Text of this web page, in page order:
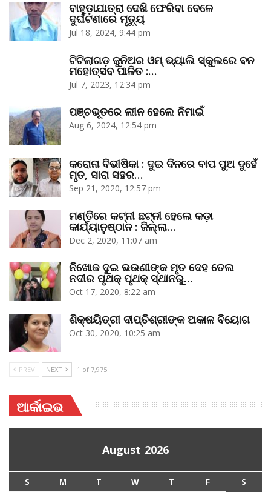
ବାହୁଡ଼ାଯାତ୍ରା ଦେଖି ଫେରିବା ବେଳେ
ଦୁର୍ଘଟଣାରେ ମୃତ୍ୟୁ
Jul 18, 2024, 9:44 pm
ଟିଟିଲାଗଡ଼ ଜୁନିଅର ଓମ୍‌ ଭ୍ୟାଲି ସ୍କୁଲରେ ବନ
ମହୋତ୍ସବ ପାଳିତ :…
Jul 7, 2023, 12:34 pm
ପଞ୍ଚଭୂତରେ ଲୀନ ହେଲେ ନିମାଇଁ
Aug 6, 2024, 12:54 pm
କରୋନା ବିଭୀଷିକା : ଦୁଇ ଦିନରେ ବାପ ପୁଅ ଦୁହେଁ
ମୃତ, ସାରା ସହର…
Sep 21, 2020, 12:57 pm
ମଣ୍ତିରେ କଟ୍‌ନୀ ଛଟ୍‌ନୀ ହେଲେ କଡ଼ା
କାର୍ଯ୍ୟାନୁଷ୍ଠାନ : ଜିଲ୍ଲା…
Dec 2, 2020, 11:07 am
ନିଖୋଜ ଦୁଇ ଭଉଣୀଙ୍କ ମୃତ ଦେହ ତେଲ
ନଦୀର ପୃଥକ୍‌ ପୃଥକ୍‌ ସ୍ଥାନରୁ…
Oct 17, 2020, 8:22 am
ଶିକ୍ଷୟିତ୍ରୀ ଦୀପ୍ତିଶ୍ରୀଙ୍କ ଅକାଳ ବିୟୋଗ
Oct 30, 2020, 10:25 am
PREV NEXT 1 of 7,975
ଆର୍କାଇଭ
August 2026
S M T W T F S